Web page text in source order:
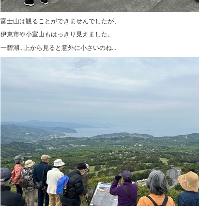
富士山は観ることができませんでしたが、
伊東市や小室山もはっきり見えました。
一碧湖...上から見ると意外に小さいのね...